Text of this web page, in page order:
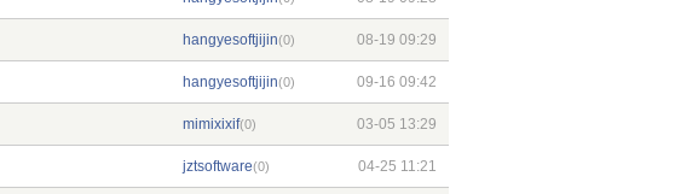
hangyesoftjijin(0) 08-19 09:29
hangyesoftjijin(0) 09-16 09:42
mimixixif(0) 03-05 13:29
jztsoftware(0) 04-25 11:21